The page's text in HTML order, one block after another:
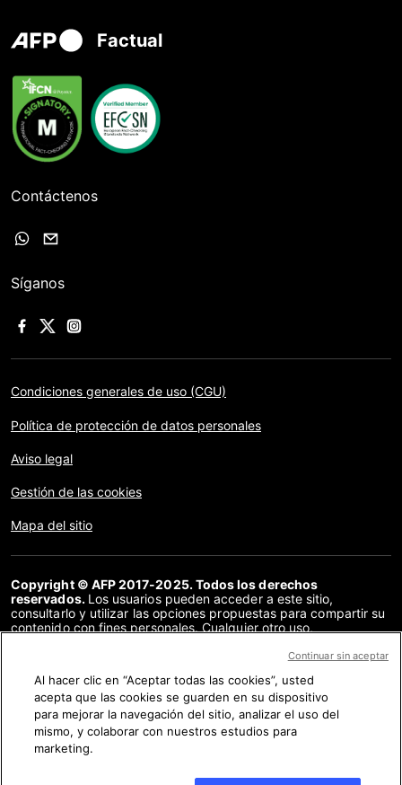
Factual
Contáctenos
Síganos
Condiciones generales de uso (CGU)
Política de protección de datos personales
Aviso legal
Gestión de las cookies
Mapa del sitio
Copyright © AFP 2017-2025. Todos los derechos
reservados. Los usuarios pueden acceder a este sitio,
consultarlo y utilizar las opciones propuestas para compartir su
contenido con fines personales. Cualquier otro uso,
distribución del contenido de este sitio, en su totalidad o en
acuerdo específico firmado con la AFP, está estrictamente
prohibido. Los elementos analizados en cada verificación se
presentan o se enlazan en tanto en cuanto son necesarios para
la correcta comprensión de la verificación en cuestión. La AFP
no cuenta con derechos sobre los autores ni sobre los
propietarios del copyright de estos contenidos de terceras
Al hacer clic en “Aceptar todas las cookies”, usted
acepta que las cookies se guarden en su dispositivo
para mejorar la navegación del sitio, analizar el uso del
mismo, y colaborar con nuestros estudios para
marketing.
Continuar sin aceptar